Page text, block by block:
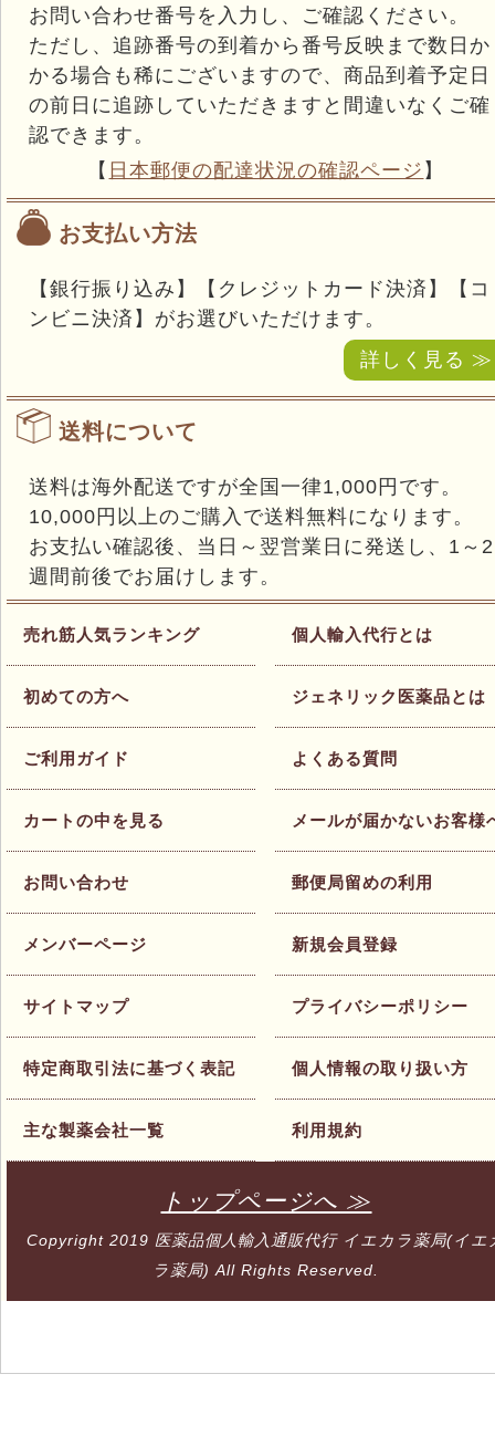
お問い合わせ番号を入力し、ご確認ください。
ただし、追跡番号の到着から番号反映まで数日か
かる場合も稀にございますので、商品到着予定日
の前日に追跡していただきますと間違いなくご確
認できます。
【 日本郵便の配達状況の確認ページ 】
お支払い方法
【銀行振り込み】【クレジットカード決済】【コ
ンビニ決済】がお選びいただけます。
詳しく見る ≫
送料について
送料は海外配送ですが全国一律1,000円です。
10,000円以上のご購入で送料無料になります。
お支払い確認後、当日～翌営業日に発送し、1～2
週間前後でお届けします。
売れ筋人気ランキング
初めての方へ
ご利用ガイド
カートの中を見る
お問い合わせ
メンバーページ
サイトマップ
特定商取引法に基づく表記
主な製薬会社一覧
個人輸入代行とは
ジェネリック医薬品とは
よくある質問
メールが届かないお客様
郵便局留めの利用
新規会員登録
プライバシーポリシー
個人情報の取り扱い方
利用規約
トップページへ ≫
Copyright 2019 医薬品個人輸入通販代行 イエカラ薬局(イエ
ラ薬局) All Rights Reserved.